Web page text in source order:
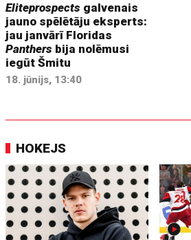
Eliteprospects galvenais
jauno spēlētāju eksperts:
jau janvārī Floridas
Panthers bija nolēmusi
iegūt Šmitu
18. jūnijs, 13:40
HOKEJS